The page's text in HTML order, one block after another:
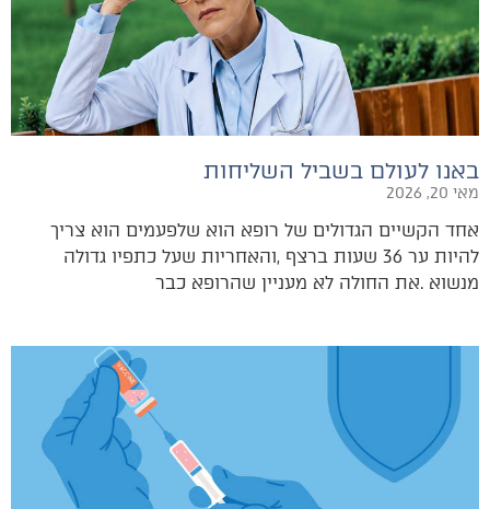
באנו לעולם בשביל השליחות
מאי 20, 2026
‬מנשוא‭. ‬את‭ ‬החולה‭ ‬לא‭ ‬מעניין‭ ‬שהרופא‭ ‬כבר‭